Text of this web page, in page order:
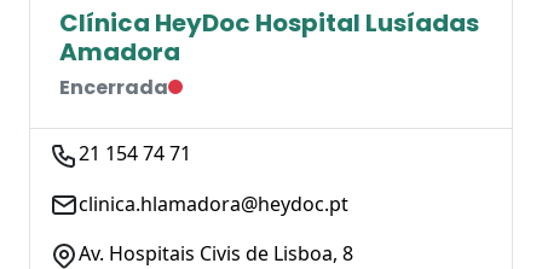
Clínica HeyDoc Hospital Lusíadas
Amadora
Encerrada
21 154 74 71
clinica.hlamadora@heydoc.pt
Av. Hospitais Civis de Lisboa, 8